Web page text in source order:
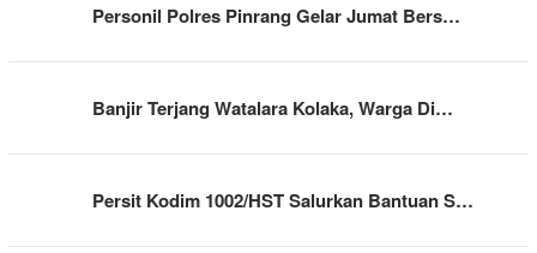
Personil Polres Pinrang Gelar Jumat Bers…
Banjir Terjang Watalara Kolaka, Warga Di…
Persit Kodim 1002/HST Salurkan Bantuan S…